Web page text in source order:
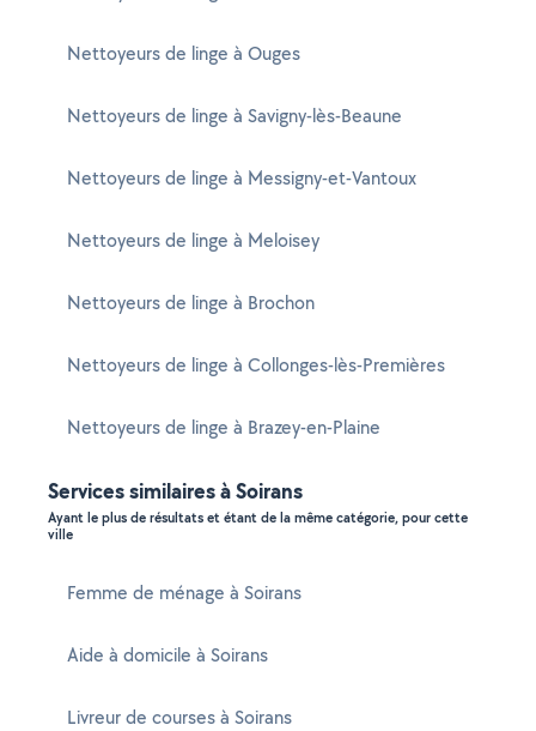
Nettoyeurs de linge à Ouges
Nettoyeurs de linge à Savigny-lès-Beaune
Nettoyeurs de linge à Messigny-et-Vantoux
Nettoyeurs de linge à Meloisey
Nettoyeurs de linge à Brochon
Nettoyeurs de linge à Collonges-lès-Premières
Nettoyeurs de linge à Brazey-en-Plaine
Services similaires à Soirans
Ayant le plus de résultats et étant de la même catégorie, pour cette
ville
Femme de ménage à Soirans
Aide à domicile à Soirans
Livreur de courses à Soirans